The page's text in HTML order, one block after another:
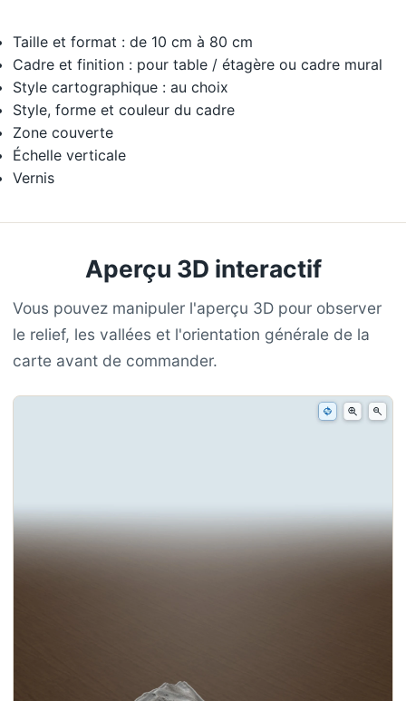
Taille et format : de 10 cm à 80 cm
Cadre et finition : pour table / étagère ou cadre mural
Style cartographique : au choix
Style, forme et couleur du cadre
Zone couverte
Échelle verticale
Vernis
Aperçu 3D interactif
Vous pouvez manipuler l'aperçu 3D pour observer
le relief, les vallées et l'orientation générale de la
carte avant de commander.